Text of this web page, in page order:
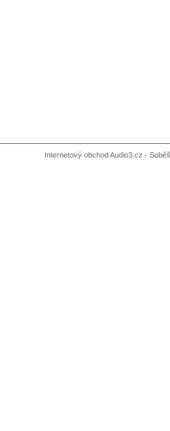
Internetový obchod Audio3.cz -